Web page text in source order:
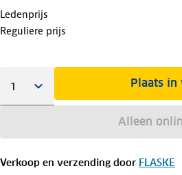
Ledenprijs
Reguliere prijs
Plaats in
Alleen
Verkoop en verzending door FLASKE